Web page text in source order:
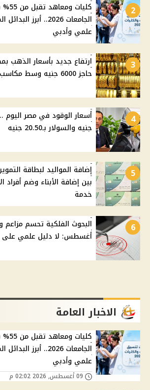
2
الجامعات 2026.. أبرز
علمي وأدبي
3
حاجز 6000 جنيه وسط مكاسب عالمية للمعدن
4
جنيه والسولار بـ20.50 جنيه
5
بين إضافة الأبناء وضم
خدمة
6
أغسطس: لا دليل علمي على
الاخبار العامة
الجامعات 2026.. أبرز
علمي وأدبي